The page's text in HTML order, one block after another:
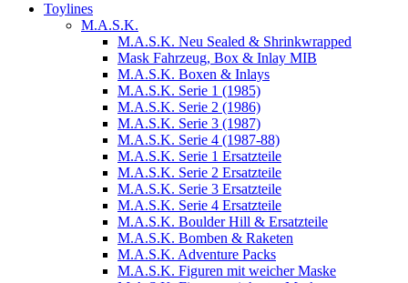
Toylines
M.A.S.K.
M.A.S.K. Neu Sealed & Shrinkwrapped
Mask Fahrzeug, Box & Inlay MIB
M.A.S.K. Boxen & Inlays
M.A.S.K. Serie 1 (1985)
M.A.S.K. Serie 2 (1986)
M.A.S.K. Serie 3 (1987)
M.A.S.K. Serie 4 (1987-88)
M.A.S.K. Serie 1 Ersatzteile
M.A.S.K. Serie 2 Ersatzteile
M.A.S.K. Serie 3 Ersatzteile
M.A.S.K. Serie 4 Ersatzteile
M.A.S.K. Boulder Hill & Ersatzteile
M.A.S.K. Bomben & Raketen
M.A.S.K. Adventure Packs
M.A.S.K. Figuren mit weicher Maske